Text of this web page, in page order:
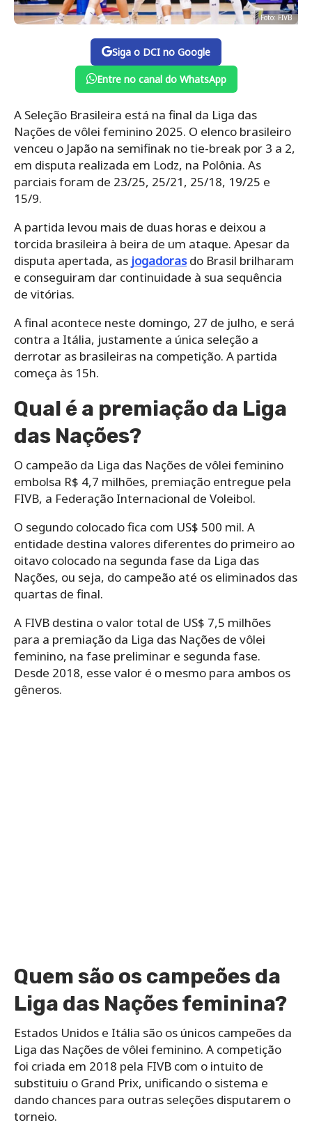
Foto: FIVB
Siga o DCI no Google
Entre no canal do WhatsApp
A Seleção Brasileira está na final da Liga das
Nações de vôlei feminino 2025. O elenco brasileiro
venceu o Japão na semifinak no tie-break por 3 a 2,
em disputa realizada em Lodz, na Polônia. As
parciais foram de 23/25, 25/21, 25/18, 19/25 e
15/9.
A partida levou mais de duas horas e deixou a
torcida brasileira à beira de um ataque. Apesar da
disputa apertada, as jogadorasdo Brasil brilharam
e conseguiram dar continuidade à sua sequência
de vitórias.
A final acontece neste domingo, 27 de julho, e será
contra a Itália, justamente a única seleção a
derrotar as brasileiras na competição. A partida
começa às 15h.
Qual é a premiação da Liga
das Nações?
O campeão da Liga das Nações de vôlei feminino
embolsa R$ 4,7 milhões, premiação entregue pela
FIVB, a Federação Internacional de Voleibol.
O segundo colocado fica com US$ 500 mil. A
entidade destina valores diferentes do primeiro ao
oitavo colocado na segunda fase da Liga das
Nações, ou seja, do campeão até os eliminados das
quartas de final.
A FIVB destina o valor total de US$ 7,5 milhões
para a premiação da Liga das Nações de vôlei
feminino, na fase preliminar e segunda fase.
Desde 2018, esse valor é o mesmo para ambos os
gêneros.
Quem são os campeões da
Liga das Nações feminina?
Estados Unidos e Itália são os únicos campeões da
Liga das Nações de vôlei feminino. A competição
foi criada em 2018 pela FIVB com o intuito de
substituiu o Grand Prix, unificando o sistema e
dando chances para outras seleções disputarem o
torneio.